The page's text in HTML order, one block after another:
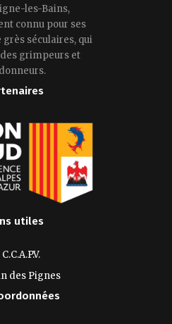
les-Bains,
connu pour ses
grès séculaires, qui
grimpeurs et
utiles
C.C.A.P.V.
des Pignes